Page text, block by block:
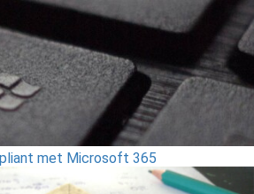
met Microsoft 365